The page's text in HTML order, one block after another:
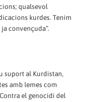
qualsevol
kurdes. Tenim
convençuda”.
suport al Kurdistan,
amb lemes com
el genocidi del